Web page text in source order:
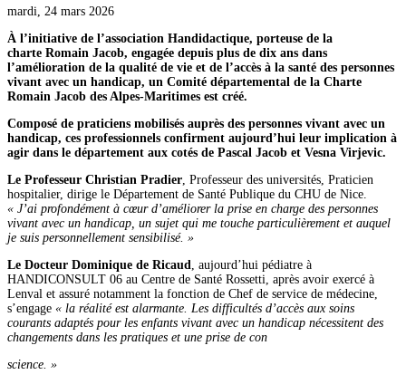
mardi, 24 mars 2026
À l’initiative de l’association Handidactique, porteuse de la
charte Romain Jacob, engagée depuis plus de dix ans dans
l’amélioration de la qualité de vie et de l’accès à la santé des personnes
vivant avec un handicap, un Comité départemental de la Charte
Romain Jacob des Alpes-Maritimes est créé.
Composé de praticiens mobilisés auprès des personnes vivant avec un
handicap, ces professionnels confirment aujourd’hui leur implication à
agir dans le département aux cotés de Pascal Jacob et Vesna Virjevic.
Le Professeur Christian Pradier, Professeur des universités, Praticien
hospitalier, dirige le Département de Santé Publique du CHU de Nice.
« J’ai profondément à cœur d’améliorer la prise en charge des personnes
vivant avec un handicap, un sujet qui me touche particulièrement et auquel
je suis personnellement sensibilisé. »
Le Docteur Dominique de Ricaud, aujourd’hui pédiatre à
HANDICONSULT 06 au Centre de Santé Rossetti, après avoir exercé à
Lenval et assuré notamment la fonction de Chef de service de médecine,
s’engage « la réalité est alarmante. Les difficultés d’accès aux soins
courants adaptés pour les enfants vivant avec un handicap nécessitent des
changements dans les pratiques et une prise de con
science. »